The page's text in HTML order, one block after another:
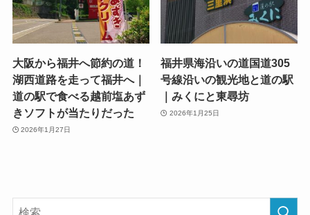
大阪から福井へ節約の道！
湖西道路を走って福井へ｜
道の駅で食べる越前塩あず
きソフトが当たりだった
2026年1月27日
福井県海沿いの道国道305
号線沿いの観光地と道の駅
｜みくにと東尋坊
2026年1月25日